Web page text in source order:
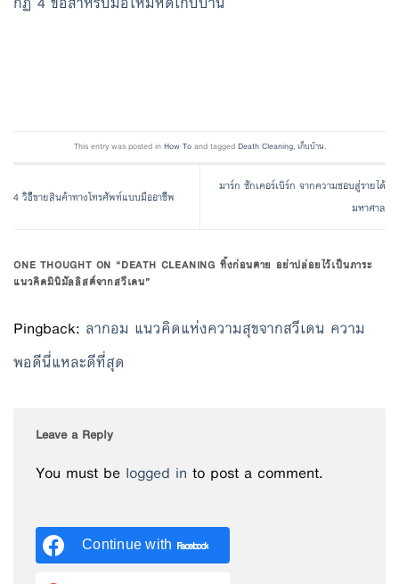
This entry was posted inHow Toand taggedDeath Cleaning, เก็บบ้าน.
4 วิธีขายสินค้าทางโทรศัพท์แบบมืออาชีพ
มาร์ก ซักเคอร์เบิร์ก จากความชอบสู่รายได้
มหาศาล
ONE THOUGHT ON “DEATH CLEANING ทิ้งก่อนตาย อย่าปล่อยไว้เป็นภาระ
แนวคิดมินิมัลลิสต์จากสวีเดน”
Pingback: ลากอม แนวคิดแห่งความสุขจากสวีเดน ความ
พอดีนี่แหละดีที่สุด
Leave a Reply
You must be logged in to post a comment.
Continue with Facebook